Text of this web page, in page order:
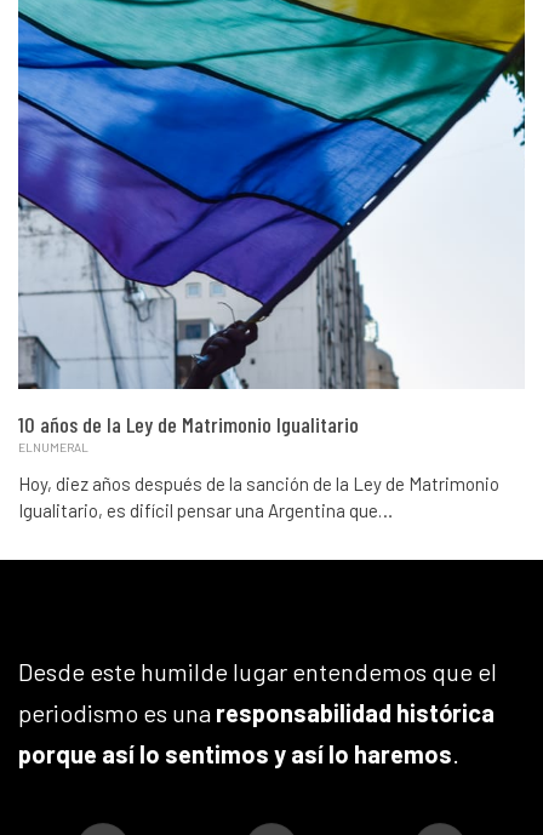
10 años de la Ley de Matrimonio Igualitario
ELNUMERAL
Hoy, diez años después de la sanción de la Ley de Matrimonio
Igualitario, es difícil pensar una Argentina que…
Desde este humilde lugar entendemos que el
periodismo es una responsabilidad histórica
porque así lo sentimos y así lo haremos.